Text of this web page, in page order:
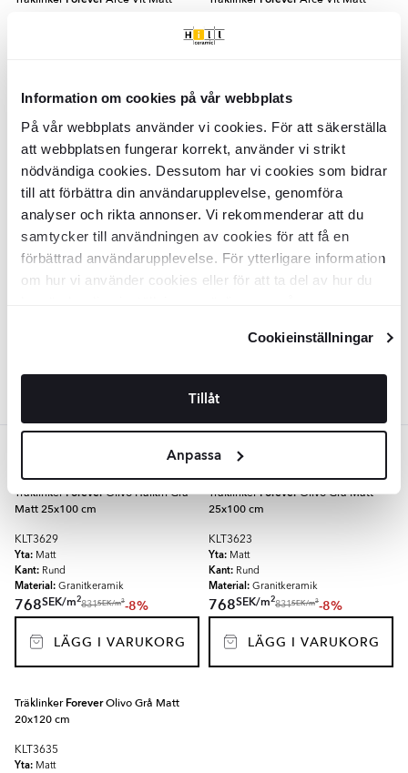
Information om cookies på vår webbplats
På vår webbplats använder vi cookies. För att säkerställa
att webbplatsen fungerar korrekt, använder vi strikt
nödvändiga cookies. Dessutom har vi cookies som bidrar
till att förbättra din användarupplevelse, genomföra
analyser och rikta annonser. Vi rekommenderar att du
samtycker till användningen av cookies för att få en
förbättrad användarupplevelse. För ytterligare information
om hur vi använder cookies eller för att ta del av hur du
Cookieinställningar
Tillåt
Anpassa
Material: Granitkeramik
2
LÄGG I VARUKORG
KLT3633
Material: Granitkeramik
SEK 2
LÄGG I VARUKORG
TräklinkerForever Arce Halkfri Vit
Matt 25x100 cm
KLT3627
Kant:
TräklinkerForeverOlivo Halkfri Grå
Matt 25x100 cm
KLT3629
Yta: Matt
Kant: Rund
Material: Granitkeramik
768SEK/m2
831SEK/m2-8%
LÄGG I VARUKORG
TräklinkerForeverOlivo Grå Matt
25x100 cm
KLT3623
Yta: Matt
Kant: Rund
Material: Granitkeramik
768SEK/m2
831SEK/m2-8%
LÄGG I VARUKORG
TräklinkerForeverOlivo Grå Matt
20x120 cm
KLT3635
Yta: Matt